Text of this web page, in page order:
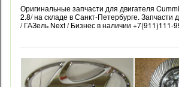
Оригинальные запчасти для двигателя
2.8/ на складе в Санкт-Петербурге. Запчасти
/ ГАЗель Next / Бизнес в наличии +7(911)111-